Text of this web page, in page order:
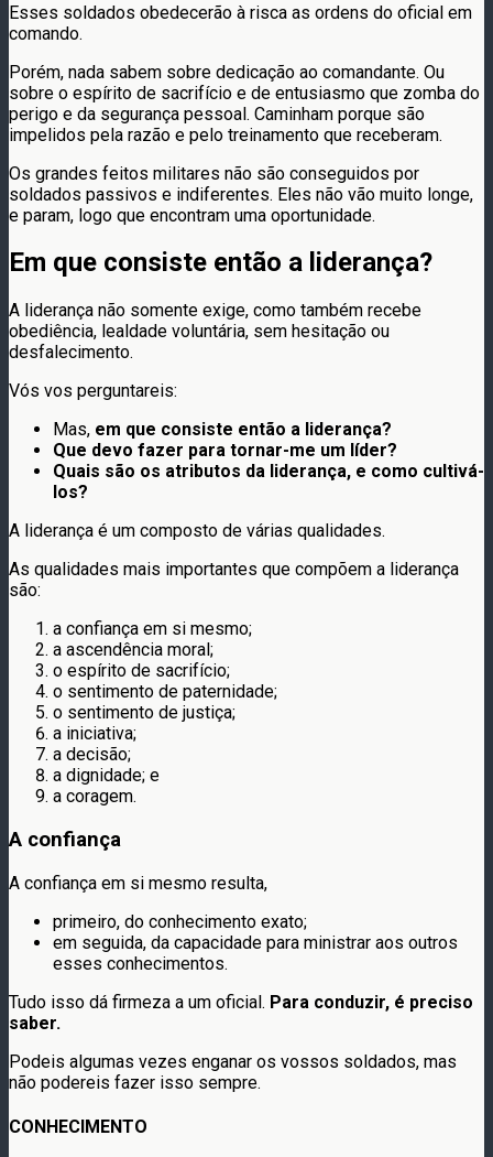
Esses soldados obedecerão à risca as ordens do oficial em
comando.
Porém, nada sabem sobre dedicação ao comandante. Ou
sobre o espírito de sacrifício e de entusiasmo que zomba do
perigo e da segurança pessoal. Caminham porque são
impelidos pela razão e pelo treinamento que receberam.
Os grandes feitos militares não são conseguidos por
soldados passivos e indiferentes. Eles não vão muito longe,
e param, logo que encontram uma oportunidade.
Em que consiste então a liderança?
A liderança não somente exige, como também recebe
obediência, lealdade voluntária, sem hesitação ou
desfalecimento.
Vós vos perguntareis:
Mas, em que consiste então a liderança?
Que devo fazer para tornar-me um líder?
Quais são os atributos da liderança, e como cultivá-
los?
A liderança é um composto de várias qualidades.
As qualidades mais importantes que compõem a liderança
são:
a confiança em si mesmo;
a ascendência moral;
o espírito de sacrifício;
o sentimento de paternidade;
o sentimento de justiça;
a iniciativa;
a decisão;
a dignidade; e
a coragem.
A confiança
A confiança em si mesmo resulta,
primeiro, do conhecimento exato;
em seguida, da capacidade para ministrar aos outros
esses conhecimentos.
Tudo isso dá firmeza a um oficial. Para conduzir, é preciso
saber.
Podeis algumas vezes enganar os vossos soldados, mas
não podereis fazer isso sempre.
CONHECIMENTO